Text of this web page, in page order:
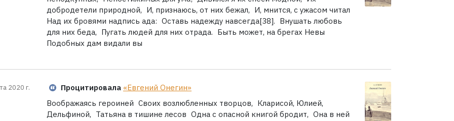
добродетели природной, И, признаюсь, от них бежал, И, мнится, с ужасом читал
Над их бровями надпись ада: Оставь надежду навсегда[38]. Внушать любовь
для них беда, Пугать людей для них отрада. Быть может, на брегах Невы
Подобных дам видали вы
2020 г. Процитировала «Евгений Онегин»
Воображаясь героиней Своих возлюбленных творцов, Кларисой, Юлией,
Дельфиной, Татьяна в тишине лесов Одна с опасной книгой бродит, Она в ней